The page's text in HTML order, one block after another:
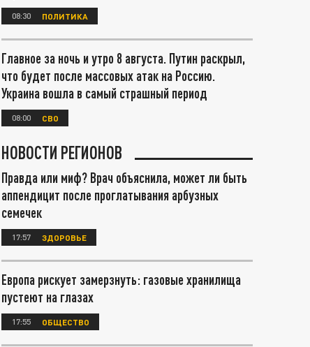
08:30 ПОЛИТИКА
Главное за ночь и утро 8 августа. Путин раскрыл,
что будет после массовых атак на Россию.
Украина вошла в самый страшный период
08:00 СВО
НОВОСТИ РЕГИОНОВ
Правда или миф? Врач объяснила, может ли быть
аппендицит после проглатывания арбузных
семечек
17:57 ЗДОРОВЬЕ
Европа рискует замерзнуть: газовые хранилища
пустеют на глазах
17:55 ОБЩЕСТВО